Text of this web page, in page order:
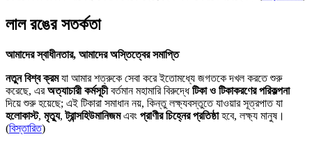
লাল রঙের সতর্কতা
আমাদের স্বাধীনতার, আমাদের অস্তিত্বের সমাপ্তি
নতুন বিশ্ব ক্রমযা আমার শত্রুকে সেবা করে ইতোমধ্যে জগতকে দখল করতে শুরু
করেছে, এরঅত্যাচারী কর্মসূচীবর্তমান মহামারি বিরুদ্ধেটিকা ও টিকাকরণের পরিকল্পনা
দিয়ে শুরু হয়েছে; এই টিকারা সমাধান নয়, কিন্তু লক্ষ্যবস্তুতে যাওয়ার সূত্রপাত যা
হলোকাস্ট, মৃত্যু,ট্রান্সহিউমানিজমএবং প্রাণীর চিহ্নের প্রতিষ্ঠাহবে, লক্ষ্য মানুষ।
(বিস্তারিত)